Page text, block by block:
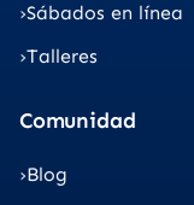
Sábados en línea
Talleres
Comunidad
Blog